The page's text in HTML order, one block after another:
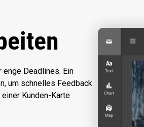
Deadlines. Ein
um schnelles Feedback
Kunden-Karte